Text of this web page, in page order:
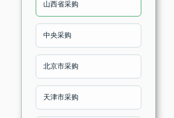
山西省采购
中央采购
北京市采购
天津市采购